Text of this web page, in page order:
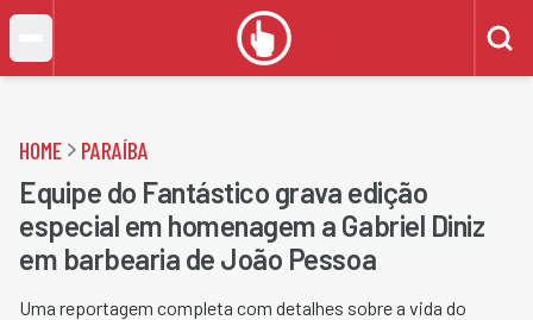
HOME PARAÍBA
Equipe do Fantástico grava edição
especial em homenagem a Gabriel Diniz
em barbearia de João Pessoa
Uma reportagem completa com detalhes sobre a vida do